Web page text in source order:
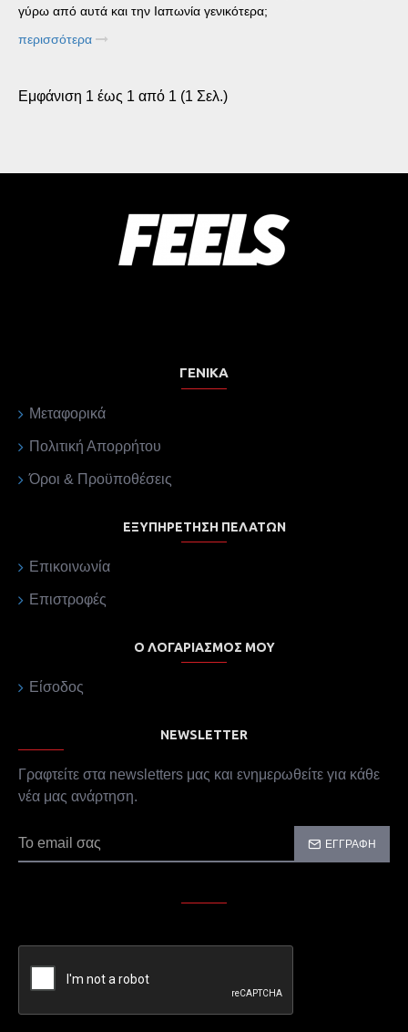
γύρω από αυτά και την Ιαπωνία γενικότερα;
περισσότερα
Εμφάνιση 1 έως 1 από 1 (1 Σελ.)
ΓΕΝΙΚΆ
Μεταφορικά
Πολιτική Απορρήτου
Όροι & Προϋποθέσεις
ΕΞΥΠΗΡΈΤΗΣΗ ΠΕΛΑΤΏΝ
Επικοινωνία
Επιστροφές
Ο ΛΟΓΑΡΙΑΣΜΌΣ ΜΟΥ
Είσοδος
NEWSLETTER
Γραφτείτε στα newsletters μας και ενημερωθείτε για κάθε
νέα μας ανάρτηση.
ΕΓΓΡΑΦΉ